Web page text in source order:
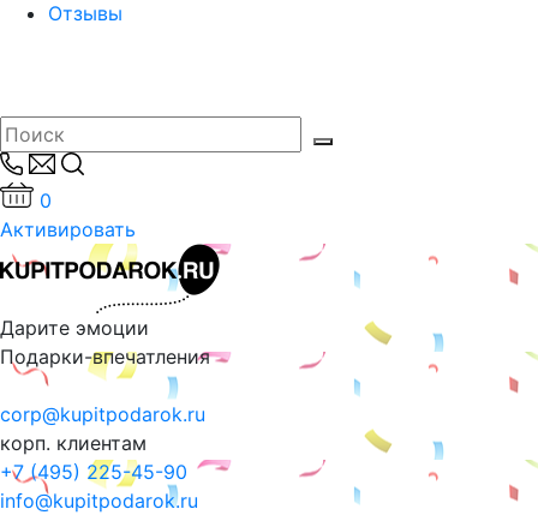
Отзывы
0
Активировать
Дарите эмоции
Подарки-впечатления
corp@kupitpodarok.ru
корп. клиентам
+7 (495) 225-45-90
info@kupitpodarok.ru